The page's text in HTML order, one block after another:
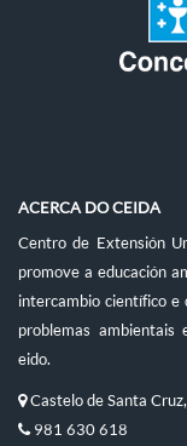
ACERCA DO CEIDA
Centro de Extensión
promove a educación
intercambio científico e
problemas ambientais
eido.
Castelo de Santa
981 630 618